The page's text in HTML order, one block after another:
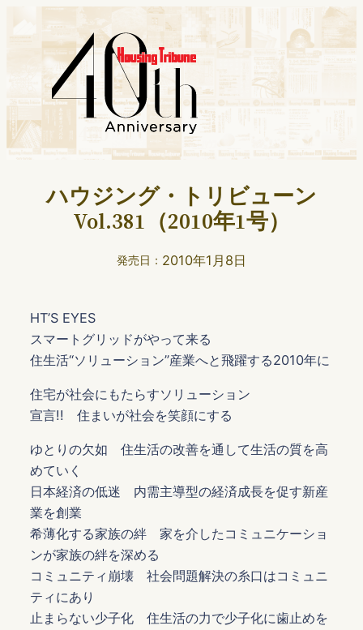
ハウジング・トリビューン
Vol.381（2010年1号）
発売日： 2010年1月8日
HT’S EYES
スマートグリッドがやって来る
住生活“ソリューション”産業へと飛躍する2010年に
住宅が社会にもたらすソリューション
宣言!! 住まいが社会を笑顔にする
ゆとりの欠如 住生活の改善を通して生活の質を高
めていく
日本経済の低迷 内需主導型の経済成長を促す新産
業を創業
希薄化する家族の絆 家を介したコミュニケーショ
ンが家族の絆を深める
コミュニティ崩壊 社会問題解決の糸口はコミュニ
ティにあり
止まらない少子化 住生活の力で少子化に歯止めを